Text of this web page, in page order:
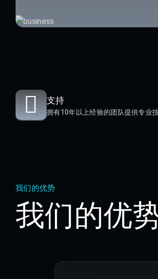
支持
拥有10年以上经验的团队提供专业
我们的优势
我们的优